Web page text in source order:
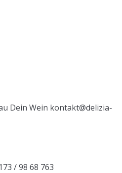
Dein Wein kontakt@delizia-
/ 98 68 763